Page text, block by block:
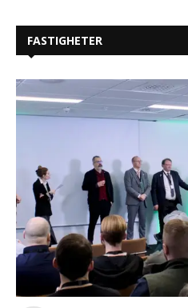
FASTIGHETER